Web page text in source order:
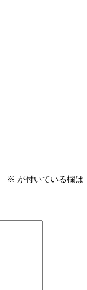
※ が付いている欄は